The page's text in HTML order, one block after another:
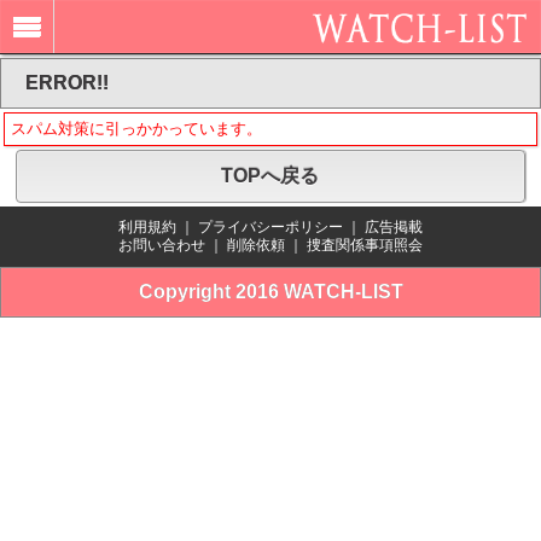
ERROR!!
スパム対策に引っかかっています。
TOPへ戻る
利用規約 プライバシーポリシー
広告掲載
お問い合わせ
削除依頼 捜査関係事項照会
Copyright 2016 WATCH-LIST